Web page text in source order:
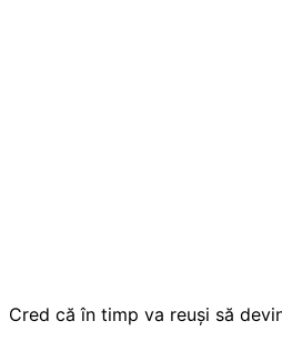
Cred că în timp va reuşi să